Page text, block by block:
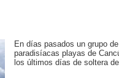
En días pasados un grupo
paradisíacas playas de
los últimos días de soltera